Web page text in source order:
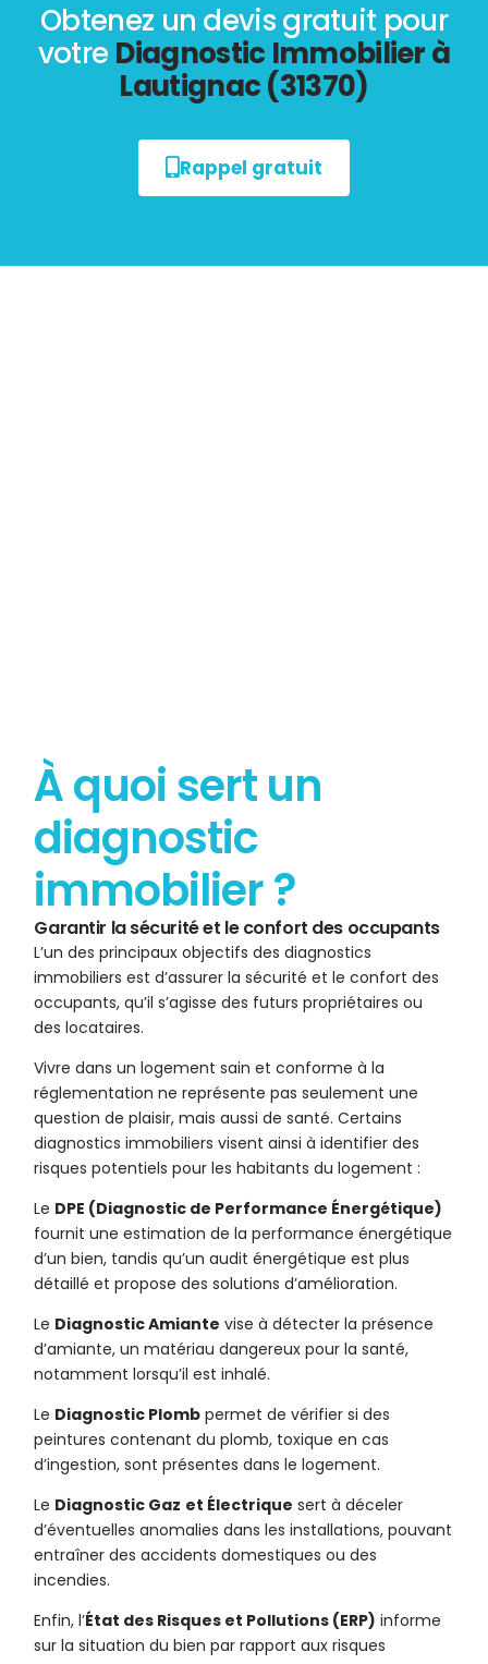
Obtenez un devis gratuit pour
votre Diagnostic Immobilier à
Lautignac (31370)
Rappel gratuit
À quoi sert un
diagnostic
immobilier ?
Garantir la sécurité et le confort des occupants
L’un des principaux objectifs des diagnostics
immobiliers est d’assurer la sécurité et le confort des
occupants, qu’il s’agisse des futurs propriétaires ou
des locataires.
Vivre dans un logement sain et conforme à la
réglementation ne représente pas seulement une
question de plaisir, mais aussi de santé. Certains
diagnostics immobiliers visent ainsi à identifier des
risques potentiels pour les habitants du logement :
Le DPE (Diagnostic de Performance Énergétique)
fournit une estimation de la performance énergétique
d’un bien, tandis qu’un audit énergétique est plus
détaillé et propose des solutions d’amélioration.
Le Diagnostic Amiante vise à détecter la présence
d’amiante, un matériau dangereux pour la santé,
notamment lorsqu’il est inhalé.
Le Diagnostic Plomb permet de vérifier si des
peintures contenant du plomb, toxique en cas
d’ingestion, sont présentes dans le logement.
Le Diagnostic Gaz et Électrique sert à déceler
d’éventuelles anomalies dans les installations, pouvant
entraîner des accidents domestiques ou des
incendies.
Enfin, l’État des Risques et Pollutions (ERP) informe
sur la situation du bien par rapport aux risques